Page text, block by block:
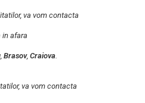
va vom contacta
afara
, Brasov, Craiova.
va vom contacta